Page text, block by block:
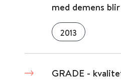
med demens
2013
GRADE -